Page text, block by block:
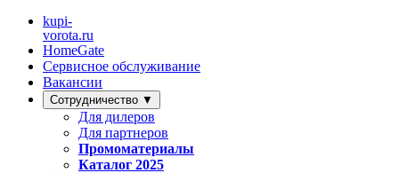
kupi-
vorota.ru
HomeGate
Сервисное обслуживание
Вакансии
Сотрудничество ▼
Для дилеров
Для партнеров
Промоматериалы
Каталог 2025